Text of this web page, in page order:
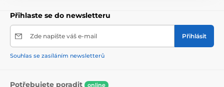
to ve směru jízdy nebo čelem k rodiči a navíc usnadní
nastupování nejmladším dětem.
Přihlaste se do newsletteru
Zde napište váš e-mail Přihlásit
Souhlas se zasíláním newsletterů
Potřebujete poradit online